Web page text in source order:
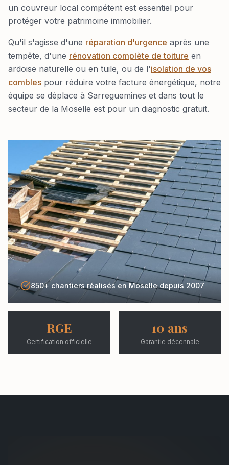
un couvreur local compétent est essentiel pour
protéger votre patrimoine immobilier.
Qu'il s'agisse d'une réparation d'urgence après une
tempête, d'une rénovation complète de toiture en
ardoise naturelle ou en tuile, ou de l'isolation de vos
combles pour réduire votre facture énergétique, notre
équipe se déplace à Sarreguemines et dans tout le
secteur de la Moselle est pour un diagnostic gratuit.
850+ chantiers réalisés en Moselle depuis 2007
RGE
Certification officielle
10 ans
Garantie décennale